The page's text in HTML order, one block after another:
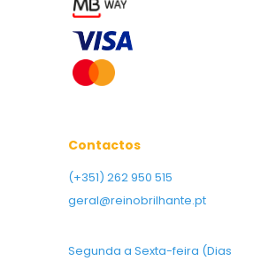
Contactos
(+351) 262 950 515
geral@reinobrilhante.pt
Segunda a Sexta-feira (Dias